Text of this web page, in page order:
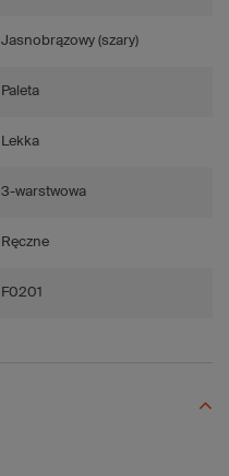
Jasnobrązowy (szary)
Paleta
Lekka
3-warstwowa
Ręczne
F0201